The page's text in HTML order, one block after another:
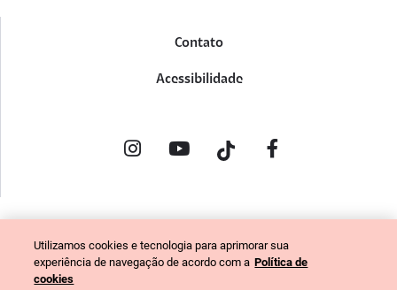
Contato
Acessibilidade
PORTAL DE DENÚNCIAS
CÓDIGO DE ÉTICA (COLABORADORES)
Utilizamos cookies e tecnologia para aprimorar sua
experiência de navegação de acordo com a Política de
cookies